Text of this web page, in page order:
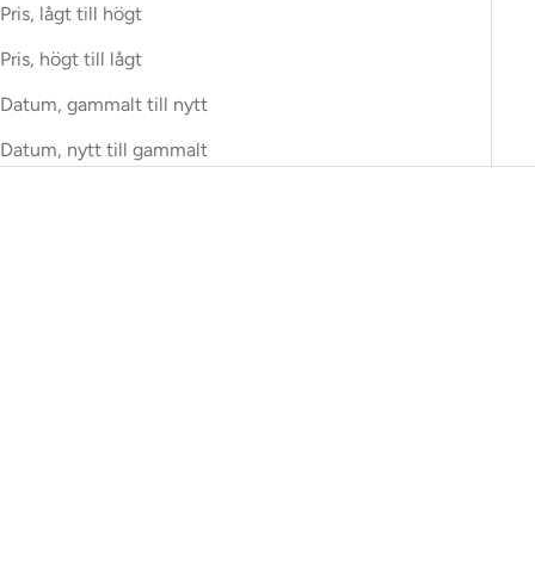
Pris, lågt till högt
Pris, högt till lågt
Datum, gammalt till nytt
Datum, nytt till gammalt